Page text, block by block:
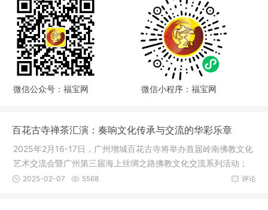
微信公众号：福宝网 微信小程序：福宝网
百花古寺禅茶汇演：奏响文化传承与交流的华彩乐章
2025年2月16-17日，广州增城百花古寺将举办首届岭南佛教文化
艺术交流会暨广州第三届海上丝绸之路佛教文化交流系列活动；
通过多年
评论
2025-02-07 5568